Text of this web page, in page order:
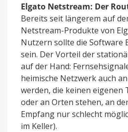
Elgato Netstream: Der
Bereits seit längerem auf
Netstream-Produkte von
Nutzern sollte die Software
sein. Der Vorteil der
auf der Hand:
heimische Netzwerk auch
werden, die keinen eigenen
oder an Orten stehen, an
Empfang nur schlecht
im Keller).